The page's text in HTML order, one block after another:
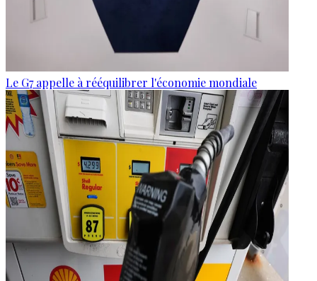
Le G7 appelle à rééquilibrer l'économie mondiale